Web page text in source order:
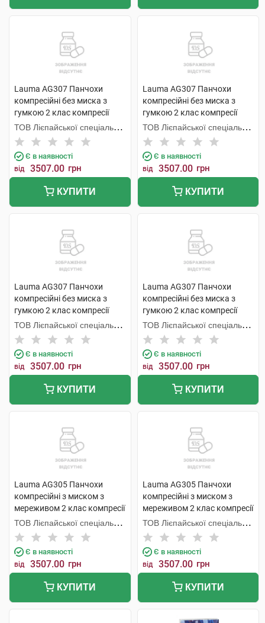
Lauma AG307 Панчохи
компресійні без миска з
гумкою 2 клас компресії
колір натуральний розмір 3D
1 пара
ТОВ Лієпайської спеціальної
економічної зони Лаума
Медікал,
Є в наявності
від 3507.00 грн
КУПИТИ
Lauma AG307 Панчохи
компресійні без миска з
гумкою 2 клас компресії
колір натуральний розмір 5D
1 пара
ТОВ Лієпайської спеціальної
економічної зони Лаума
Медікал,
Є в наявності
від 3507.00 грн
КУПИТИ
Lauma AG307 Панчохи
компресійні без миска з
гумкою 2 клас компресії
колір натуральний розмір 2D
1 пара
ТОВ Лієпайської спеціальної
економічної зони Лаума
Медікал,
Є в наявності
від 3507.00 грн
КУПИТИ
Lauma AG307 Панчохи
компресійні без миска з
гумкою 2 клас компресії
колір натуральний розмір 1D
1 пара
ТОВ Лієпайської спеціальної
економічної зони Лаума
Медікал,
Є в наявності
від 3507.00 грн
КУПИТИ
Lauma AG305 Панчохи
компресійні з миском з
мереживом 2 клас компресії
колір натуральний розмір 1D
1 пара
ТОВ Лієпайської спеціальної
економічної зони Лаума
Медікал,
Є в наявності
від 3507.00 грн
КУПИТИ
Lauma AG305 Панчохи
компресійні з миском з
мереживом 2 клас компресії
колір натуральний розмір 2D
1 пара
ТОВ Лієпайської спеціальної
економічної зони Лаума
Медікал,
Є в наявності
від 3507.00 грн
КУПИТИ